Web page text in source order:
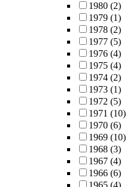
1980 (2)
1979 (1)
1978 (2)
1977 (5)
1976 (4)
1975 (4)
1974 (2)
1973 (1)
1972 (5)
1971 (10)
1970 (6)
1969 (10)
1968 (3)
1967 (4)
1966 (6)